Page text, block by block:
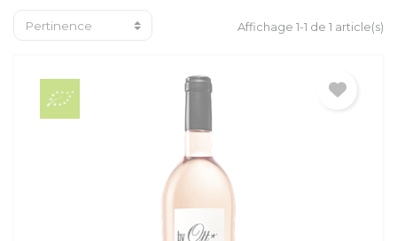
Chargement du panier... Affichage 1-1 de 1 article(s)